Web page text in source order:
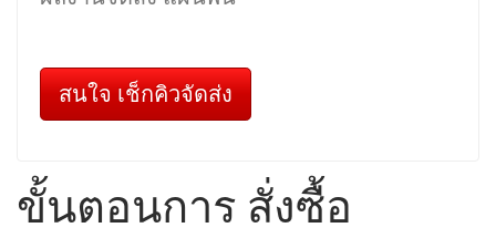
สนใจ เช็กคิวจัดส่ง
ขั้นตอนการ สั่งซื้อ